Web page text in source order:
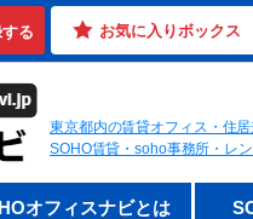
る お気に入りボックス
東京都内の賃貸オフィス・住
SOHO賃貸・soho事務所・レ
オフィスナビとは